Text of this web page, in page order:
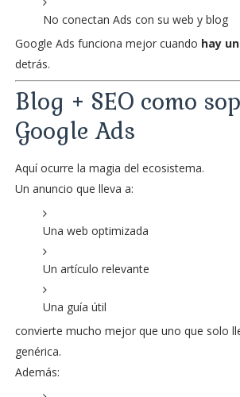
No conectan Ads con su web y blog
Google Ads funciona mejor cuando hay
detrás.
Blog + SEO como
Google Ads
Aquí ocurre la magia del ecosistema.
Un anuncio que lleva a:
Una web optimizada
Un artículo relevante
Una guía útil
convierte mucho mejor que uno que solo
genérica.
Además: